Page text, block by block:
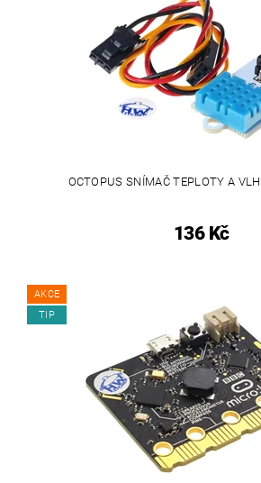
OCTOPUS SNÍMAČ TEPLOTY A
136 Kč
AKCE
TIP